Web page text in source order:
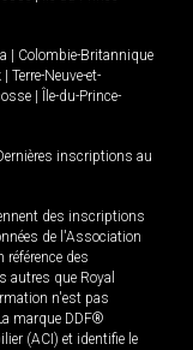
Colombie-Britannique
Terre-Neuve-et-
Île-du-Prince-
inscriptions au
des inscriptions
de l'Association
des
que Royal
n'est pas
marque DDF®
(ACI) et identifie le